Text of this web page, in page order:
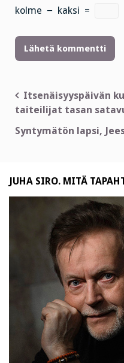
kolme − kaksi =
Artikkelien
selaus
Itsenäisyyspäivän
taiteilijat tasan
Syntymätön lapsi,
JUHA SIRO. MITÄ